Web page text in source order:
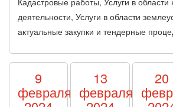
деятельности, Услуги в области
актуальные закупки и тендерные
9
февраля
13
февраля
20